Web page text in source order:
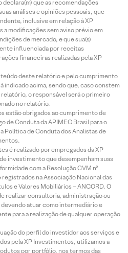
que as recomendações
análises e opiniões pessoais, que
inclusive em relação à XP
modificações sem aviso prévio em
de mercado, e que sua(s)
influenciada por receitas
financeiras realizadas pela XP
deste relatório e pelo cumprimento
indicado acima, sendo que, caso constem
relatório, o responsável será o primeiro
no relatório.
estão obrigados ao cumprimento de
de Conduta da APIMEC Brasil para o
Política de Conduta dos Analistas de
é realizado por empregados da XP
investimento que desempenham suas
com a Resolução CVM nº
na Associação Nacional das
e Valores Mobiliários – ANCORD. O
realizar consultoria, administração ou
atuar como intermediário e
para a realização de qualquer operação
do perfil do investidor aos serviços e
pela XP Investimentos, utilizamos a
por portfólio, nos termos das